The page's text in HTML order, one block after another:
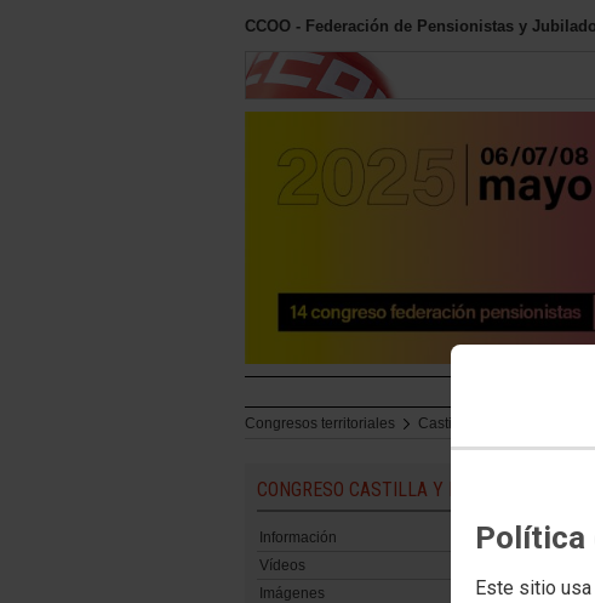
Política
Este sitio
CCOO - Federación de Pensionistas y
Congresos territoriales
Castilla y León
CONGRESO CASTILLA Y LEÓN
Información
Vídeos
Imágenes